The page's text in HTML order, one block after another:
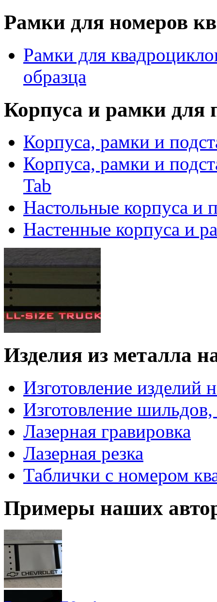
Рамки для номеров
Рамки для
образца
Корпуса и рамки для
Корпуса, рамки и
Корпуса, рамки и
Tab
Настольные корпуса и
Настенные корпуса и
Изделия из металла
Изготовление изделий
Изготовление шильдов,
Лазерная гравировка
Лазерная резка
Таблички с номером
Примеры наших